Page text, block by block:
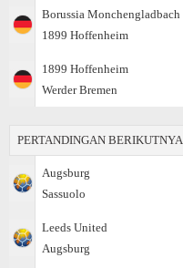
Borussia Monchengladbach
1899 Hoffenheim
1899 Hoffenheim
Werder Bremen
PERTANDINGAN BERIKUTNYA
Augsburg
Sassuolo
Leeds United
Augsburg